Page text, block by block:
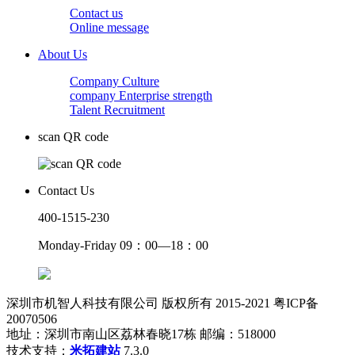
Contact us
Online message
About Us
Company Culture
company Enterprise strength
Talent Recruitment
scan QR code
Contact Us
400-1515-230
Monday-Friday 09：00—18：00
深圳市机智人科技有限公司 版权所有 2015-2021 粤ICP备
20070506
地址：深圳市南山区荔林春晓17栋 邮编：518000
技术支持： 米拓建站 7.3.0